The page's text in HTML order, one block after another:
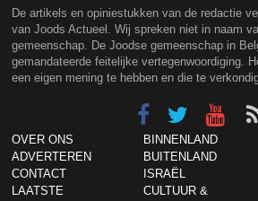
De artikels en opiniestukken van de redactie
van Joods Actueel. Wij spreken niet in naam
gemeenschap. De Joodse gemeenschap in
gemandateerde feitelijke vertegenwoordiging.
een eigen mening te hebben en die te
OVER ONS
ADVERTEREN
CONTACT
LAATSTE
BINNENLAND
BUITENLAND
ISRAËL
CULTUUR &